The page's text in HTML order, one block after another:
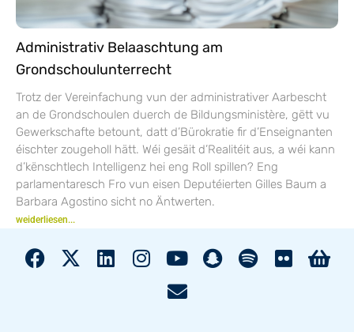
Administrativ Belaaschtung am
Grondschoulunterrecht
Trotz der Vereinfachung vun der administrativer Aarbescht
an de Grondschoulen duerch de Bildungsministère, gëtt vu
Gewerkschafte betount, datt d’Bürokratie fir d’Enseignanten
éischter zougeholl hätt. Wéi gesäit d’Realitéit aus, a wéi kann
d’kënschtlech Intelligenz hei eng Roll spillen? Eng
parlamentaresch Fro vun eisen Deputéierten Gilles Baum a
Barbara Agostino sicht no Äntwerten.
weiderliesen...